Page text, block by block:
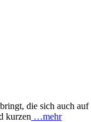
die sich auch
kurzen …mehr